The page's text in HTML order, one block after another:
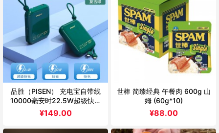
品胜（PISEN） 充电宝自带线
10000毫安时22.5W超级快充
超薄小巧便携移动电源适用华为
¥149.00
世棒 简臻经典 午餐肉 600g 山
姆 (60g*10)
¥88.00